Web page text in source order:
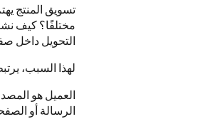
تسويق المنتج
مختلفًا؟ كيف
التحويل داخل
لهذا السبب،
العميل هو
الرسالة أو